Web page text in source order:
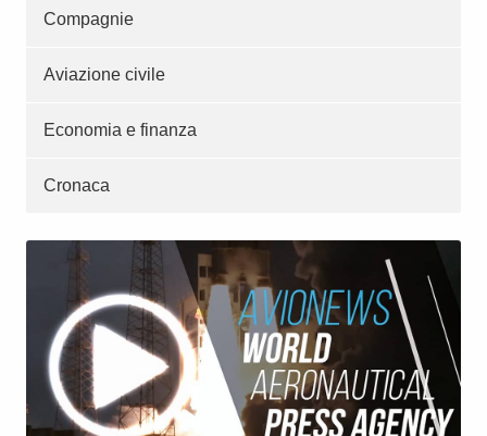
Compagnie
Aviazione civile
Economia e finanza
Cronaca